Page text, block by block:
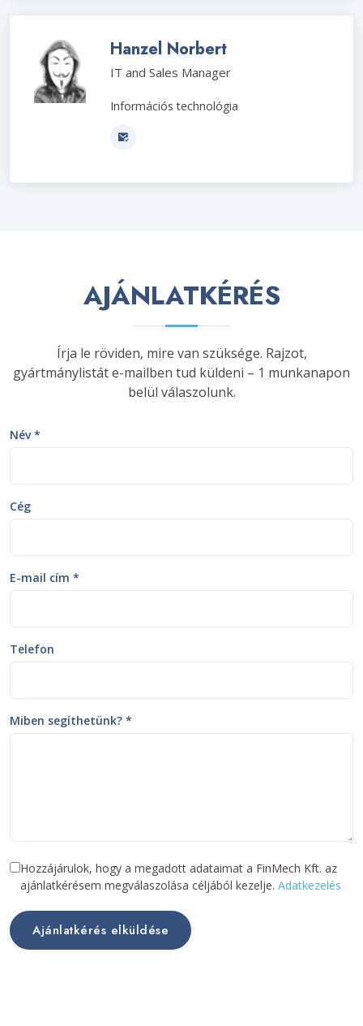
Hanzel Norbert
IT and Sales Manager
Információs technológia
AJÁNLATKÉRÉS
Írja le röviden, mire van szüksége. Rajzot,
gyártmánylistát e-mailben tud küldeni – 1 munkanapon
belül válaszolunk.
Név *
Cég
E-mail cím *
Telefon
Miben segíthetünk? *
Hozzájárulok, hogy a megadott adataimat a FinMech Kft. az
ajánlatkérésem megválaszolása céljából kezelje. Adatkezelés
Ajánlatkérés elküldése